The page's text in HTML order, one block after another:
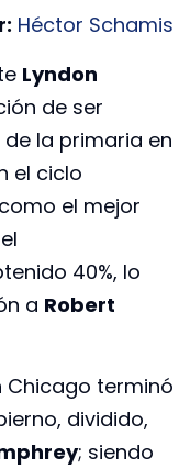
Héctor Schamis
Lyndon
de ser
la primaria en
el ciclo
el mejor
40%, lo
a Robert
Chicago terminó
dividido,
; siendo